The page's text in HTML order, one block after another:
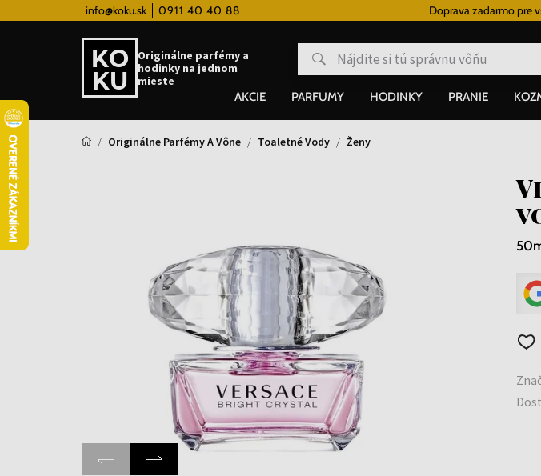
info@koku.sk 0911 40 40 88Vernostný systém Doprava zadarmo pre
Originálne parfémy a
hodinky na jednom
mieste
AKCIE PARFUMY HODINKY PRANIE
Originálne Parfémy A Vône Toaletné Vody Ženy